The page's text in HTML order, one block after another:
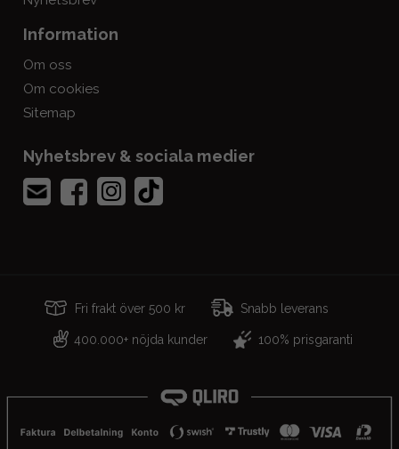
Information
Om oss
Om cookies
Sitemap
Nyhetsbrev & sociala medier
Fri frakt över 500 kr Snabb leverans
400.000+ nöjda kunder 100% prisgaranti